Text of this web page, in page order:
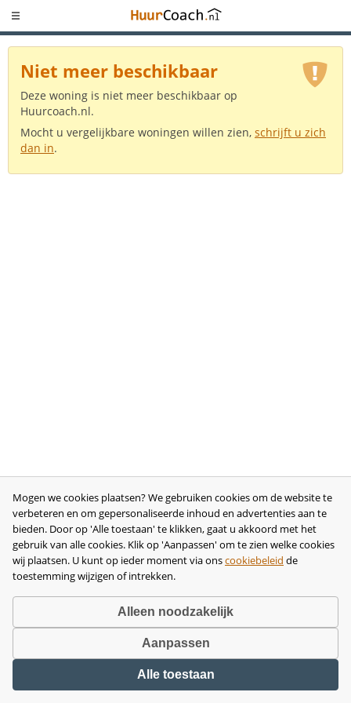
Niet meer beschikbaar
Deze woning is niet meer beschikbaar op
Huurcoach.nl.
Mocht u vergelijkbare woningen willen zien, schrijft u zich
dan in.
disclaimer•privacy- en cookiebeleid
voorwaarden•herroeping•bedrijfsgegevens
Mogen we cookies plaatsen? We gebruiken cookies om de website te
verbeteren en om gepersonaliseerde inhoud en advertenties aan te
bieden. Door op 'Alle toestaan' te klikken, gaat u akkoord met het
gebruik van alle cookies. Klik op 'Aanpassen' om te zien welke cookies
wij plaatsen. U kunt op ieder moment via onscookiebeleid de
toestemming wijzigen of intrekken.
Alleen noodzakelijk
Aanpassen
Alle toestaan